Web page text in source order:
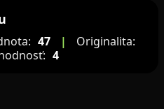
47 |
Originalita:
4